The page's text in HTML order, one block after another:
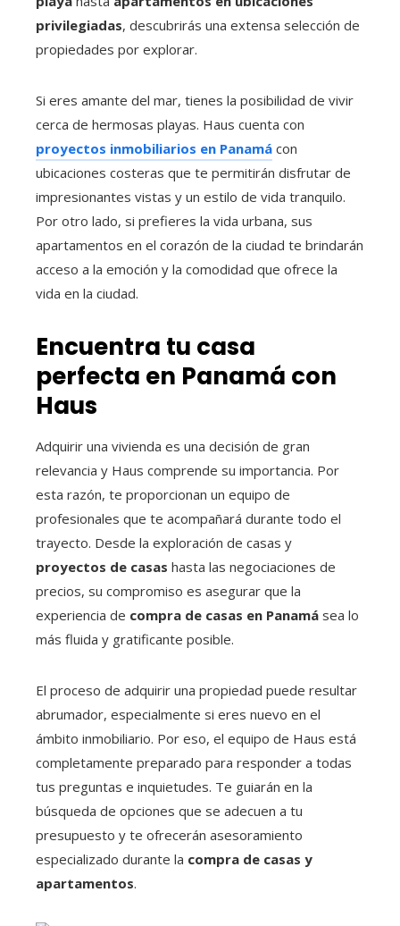
privilegiadas, descubrirás una extensa selección de
propiedades por explorar.
Si eres amante del mar, tienes la posibilidad de vivir
cerca de hermosas playas. Haus cuenta con
proyectos inmobiliarios en Panamá con
ubicaciones costeras que te permitirán disfrutar de
impresionantes vistas y un estilo de vida tranquilo.
Por otro lado, si prefieres la vida urbana, sus
apartamentos en el corazón de la ciudad te brindarán
acceso a la emoción y la comodidad que ofrece la
vida en la ciudad.
Encuentra tu casa
perfecta en Panamá con
Haus
Adquirir una vivienda es una decisión de gran
relevancia y Haus comprende su importancia. Por
esta razón, te proporcionan un equipo de
profesionales que te acompañará durante todo el
trayecto. Desde la exploración de casas y
proyectos de casas hasta las negociaciones de
precios, su compromiso es asegurar que la
experiencia de compra de casas en Panamá sea lo
más fluida y gratificante posible.
El proceso de adquirir una propiedad puede resultar
abrumador, especialmente si eres nuevo en el
ámbito inmobiliario. Por eso, el equipo de Haus está
completamente preparado para responder a todas
tus preguntas e inquietudes. Te guiarán en la
búsqueda de opciones que se adecuen a tu
presupuesto y te ofrecerán asesoramiento
especializado durante la compra de casas y
apartamentos.